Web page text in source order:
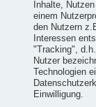
Inhalte,
einem
den Nutzern
Interessen
"Tracking",
Nutzer
Technologien
Einwilligung.